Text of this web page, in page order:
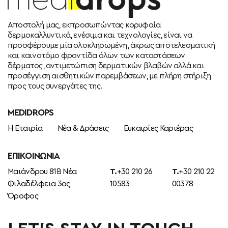
Αποστολή μας, εκπροσωπώντας κορυφαία
δερμοκαλλυντικά, ενέσιμα και τεχνολογίες, είναι να
προσφέρουμε μία ολοκληρωμένη, άκρως αποτελεσματική
και καινοτόμο φροντίδα όλων των καταστάσεων
δέρματος, αντιμετώπιση δερματικών βλαβών αλλά και
προσέγγιση αισθητικών παρεμβάσεων, με πλήρη στήριξη
προς τους συνεργάτες της.
MEDIDROPS
Η Εταιρία Νέα & Δράσεις Ευκαιρίες Καριέρας
ΕΠΙΚΟΙΝΩΝΊΑ
Μαιάνδρου 81Β Νέα
Φιλαδέλφεια 3ος
Όροφος
T.+30 210 26
10583
T.+30 210 22
00378